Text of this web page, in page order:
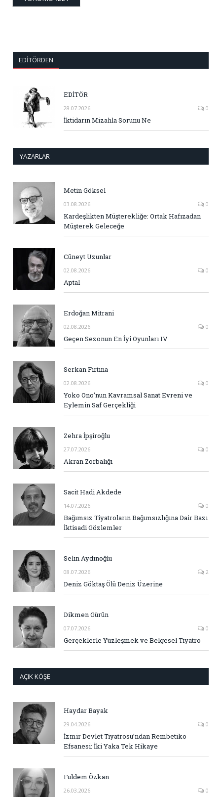
EDITÖRDEN
EDİTÖR
28.07.2026 0
İktidarın Mizahla Sorunu Ne
YAZARLAR
Metin Göksel
03.08.2026 0
Kardeşlikten Müşterekliğe: Ortak Hafızadan
Müşterek Geleceğe
Cüneyt Uzunlar
02.08.2026 0
Aptal
Erdoğan Mitrani
02.08.2026 0
Geçen Sezonun En İyi Oyunları IV
Serkan Fırtına
02.08.2026 0
Yoko Ono’nun Kavramsal Sanat Evreni ve
Eylemin Saf Gerçekliği
Zehra İpşiroğlu
27.07.2026 0
Akran Zorbalığı
Sacit Hadi Akdede
14.07.2026 0
Bağımsız Tiyatroların Bağımsızlığına Dair Bazı
İktisadi Gözlemler
Selin Aydınoğlu
08.07.2026 2
Deniz Göktaş Ölü Deniz Üzerine
Dikmen Gürün
07.07.2026 0
Gerçeklerle Yüzleşmek ve Belgesel Tiyatro
AÇIK KÖŞE
Haydar Bayak
29.04.2026 0
İzmir Devlet Tiyatrosu’ndan Rembetiko
Efsanesi: İki Yaka Tek Hikaye
Fuldem Özkan
26.03.2026 0